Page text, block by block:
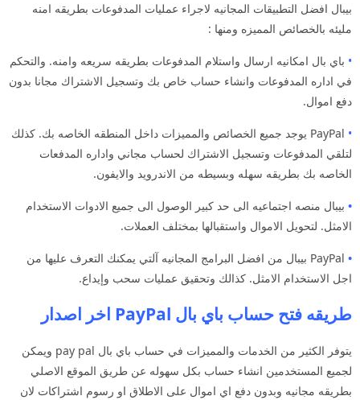
بيبال افضل التطبيقات المجانيه لاجراء عمليات المدفوعات بطريقه امنه
مليئه بالخصائص المميزه ومنها :
• باي بال امكانيه ارسال واستلام المدفوعات بطريقه سريعه وامنه. والتحكم
في اداره المدفوعات وانشاء حساب خاص بك وتسجيل الاشتراك مجانا بدون
دفع اموال.
•
PayPal يوجد جميع الخصائص والمميزات داخل المنطقه الخاصه بك. كذلك
لتلقي المدفوعات وتسجيل الاشتراك لحساب مجاني واداره المدفعات
الخاصه بك بطريقه سهله وبسيطه من الاندرويد والايفون.
• بيبال منصه اجتماعيه الى حد كبير الوصول الى جميع الادوات الاستخدام
الامثل. لتحويل الاموال واستقبالها بمختلف العملات.
•
PayPal بيبال من افضل البرامج المجانيه آلتي يمكنك التعرف عليها من
اجل الاستخدام الامثل. كذالك وتحقيق عمليات سحب وإيداع.
طريقه فتح حساب باي بال PayPal اخر اصدار
يتوفر الكثير من الخدمات والمميزات في حساب باي بال pay pal ويمكن
لجميع المستخدمين انشاء حساب بكل سهوله عن طريق الموقع الاصلي
بطريقه مجانيه وبدون دفع اي اموال على الاطلاق او رسوم اشتراكات لان